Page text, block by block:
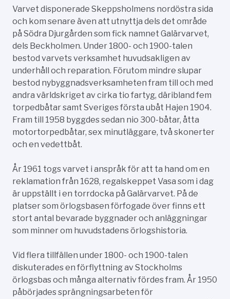
Varvet disponerade Skeppsholmens nordöstra sida
och kom senare även att utnyttja dels det område
på Södra Djurgården som fick namnet Galärvarvet,
dels Beckholmen. Under 1800- och 1900-talen
bestod varvets verksamhet huvudsakligen av
underhåll och reparation. Förutom mindre slupar
bestod nybyggnadsverksamheten fram till och med
andra världskriget av cirka tio fartyg, däribland fem
torpedbåtar samt Sveriges första ubåt Hajen 1904.
Fram till 1958 byggdes sedan nio 300-båtar, åtta
motortorpedbåtar, sex minutläggare, två skonerter
och en vedettbåt.
År 1961 togs varvet i anspråk för att ta hand om en
reklamation från 1628, regalskeppet Vasa som i dag
är uppställt i en torrdocka på Galärvarvet. På de
platser som örlogsbasen förfogade över finns ett
stort antal bevarade byggnader och anläggningar
som minner om huvudstadens örlogshistoria.
Vid flera tillfällen under 1800- och 1900-talen
diskuterades en förflyttning av Stockholms
örlogsbas och många alternativ fördes fram. År 1950
påbörjades sprängningsarbeten för